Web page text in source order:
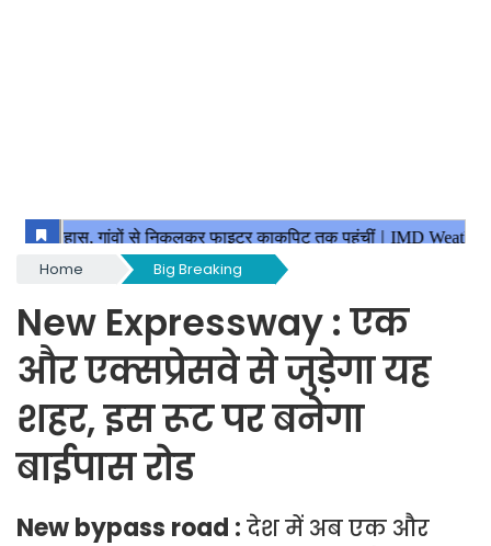
Home Big Breaking
New Expressway : एक
और एक्सप्रेसवे से जुड़ेगा यह
शहर, इस रूट पर बनेगा
बाईपास रोड
New bypass road : देश में अब एक और